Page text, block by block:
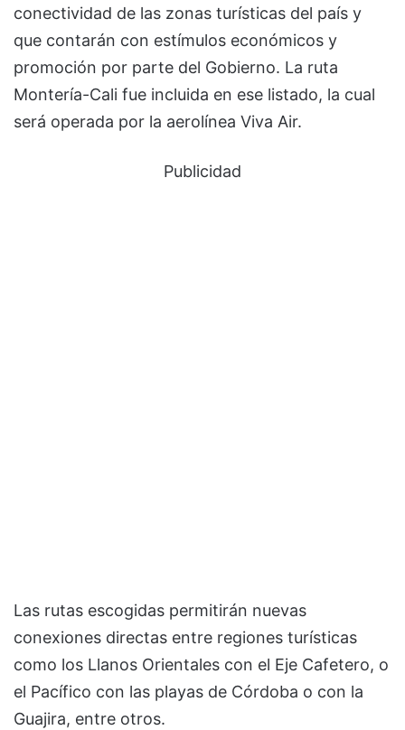
conectividad de las zonas turísticas del país y
que contarán con estímulos económicos y
promoción por parte del Gobierno. La ruta
Montería-Cali fue incluida en ese listado, la cual
será operada por la aerolínea Viva Air.
Publicidad
Las rutas escogidas permitirán nuevas
conexiones directas entre regiones turísticas
como los Llanos Orientales con el Eje Cafetero, o
el Pacífico con las playas de Córdoba o con la
Guajira, entre otros.